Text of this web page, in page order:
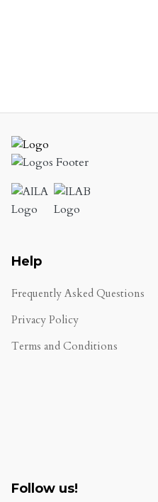
Help
Frequently Asked Questions
Privacy Policy
Terms and Conditions
Follow us!